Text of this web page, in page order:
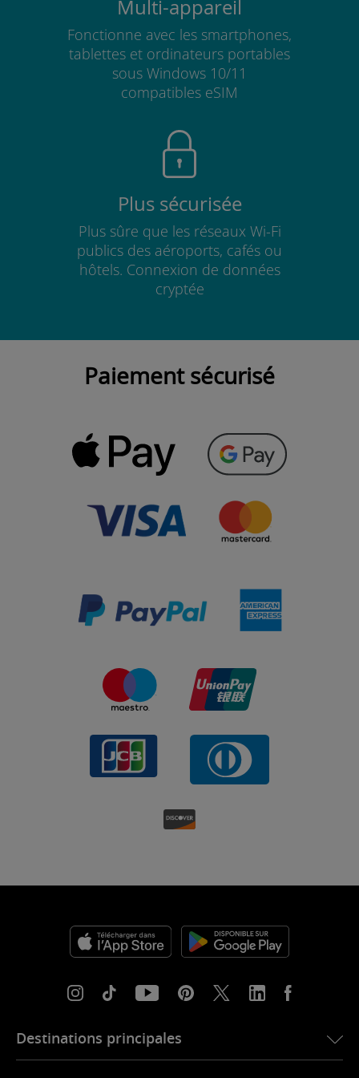
Multi-appareil
Fonctionne avec les smartphones,
tablettes et ordinateurs portables
sous Windows 10/11
compatibles eSIM
Plus sécurisée
Plus sûre que les réseaux Wi-Fi
publics des aéroports, cafés ou
hôtels. Connexion de données
cryptée
Paiement sécurisé
Destinations principales